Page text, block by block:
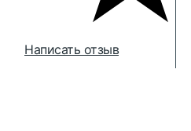
Написать отзыв